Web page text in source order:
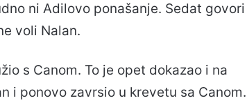
ni Adilovo ponašanje. Sedat govori
voli Nalan.
s Canom. To je opet dokazao i na
i ponovo zavrsio u krevetu sa Canom.